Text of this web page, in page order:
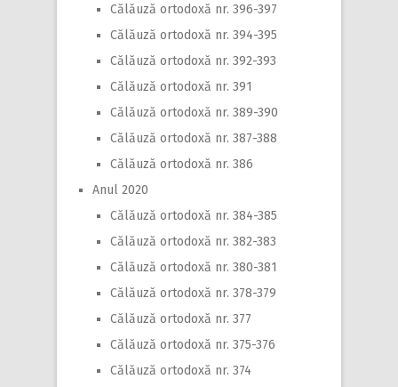
Călăuză ortodoxă nr. 396-397
Călăuză ortodoxă nr. 394-395
Călăuză ortodoxă nr. 392-393
Călăuză ortodoxă nr. 391
Călăuză ortodoxă nr. 389-390
Călăuză ortodoxă nr. 387-388
Călăuză ortodoxă nr. 386
Anul 2020
Călăuză ortodoxă nr. 384-385
Călăuză ortodoxă nr. 382-383
Călăuză ortodoxă nr. 380-381
Călăuză ortodoxă nr. 378-379
Călăuză ortodoxă nr. 377
Călăuză ortodoxă nr. 375-376
Călăuză ortodoxă nr. 374